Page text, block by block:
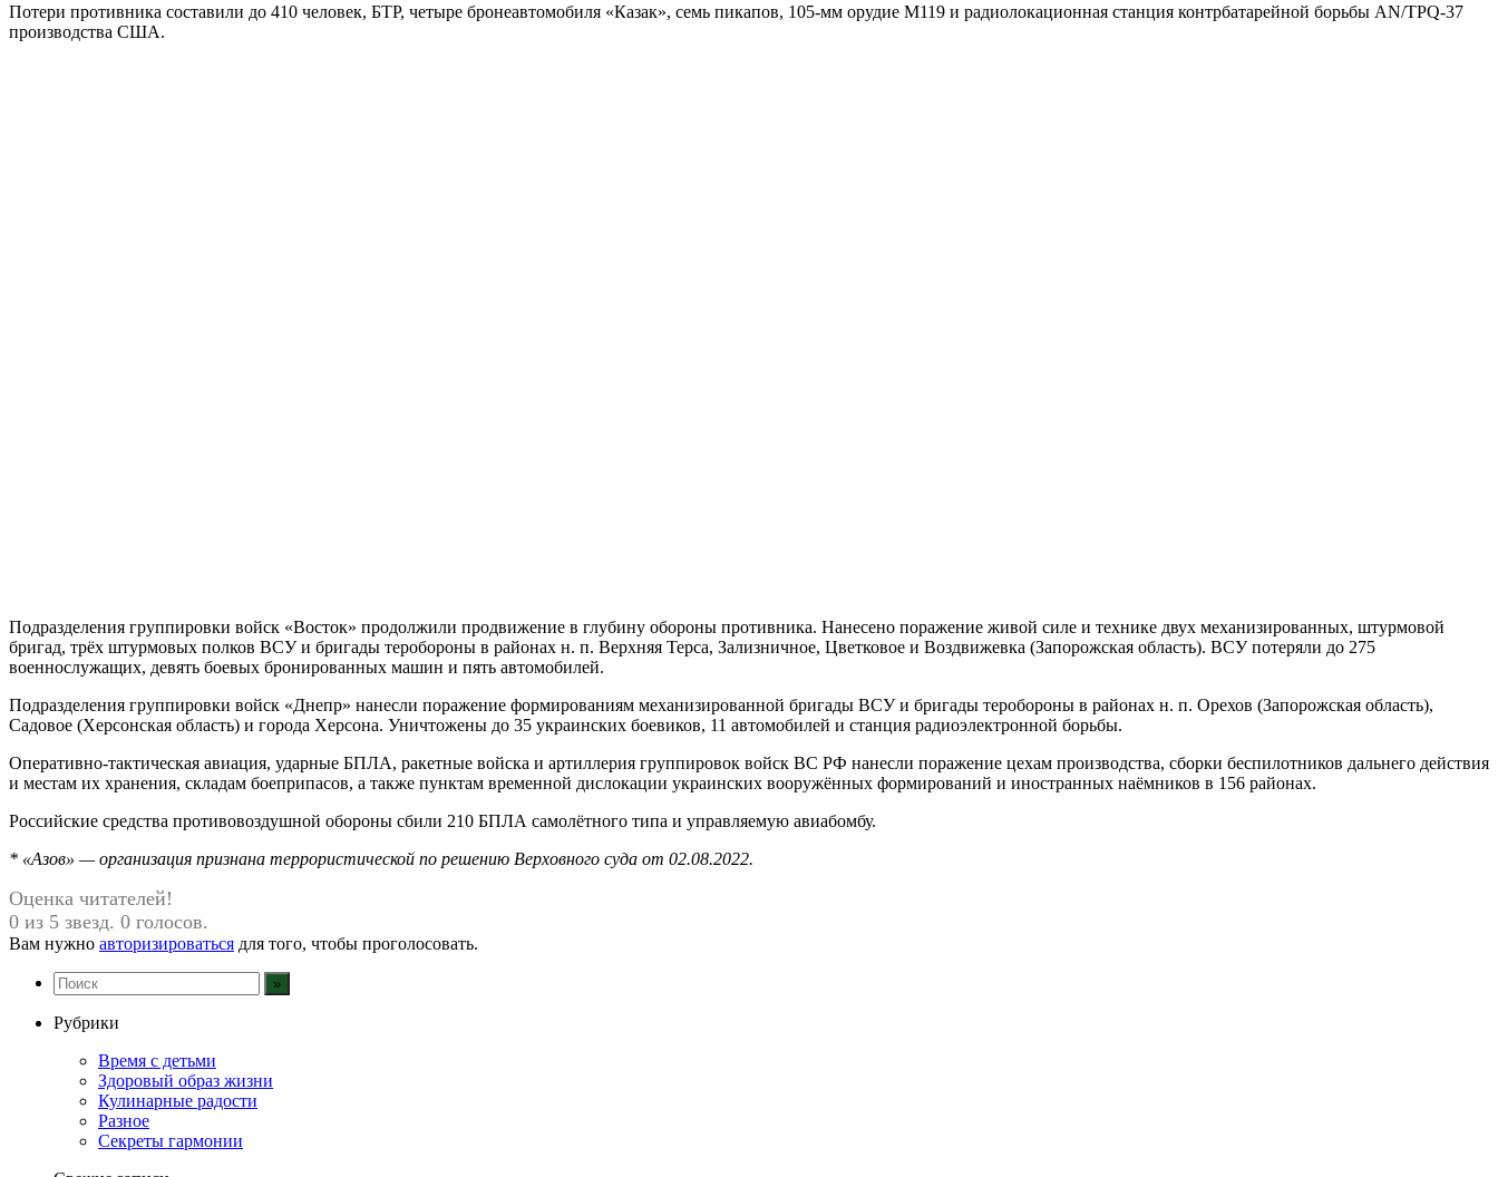
Потери противника составили до 410 человек, БТР, четыре бронеавтомобиля «Казак», семь пикапов, 105-мм орудие M119 и радиолокационная станция контрбатарейной борьбы AN/TPQ-37
производства США.
Подразделения группировки войск «Восток» продолжили продвижение в глубину обороны противника. Нанесено поражение живой силе и технике двух механизированных, штурмовой
бригад, трёх штурмовых полков ВСУ и бригады теробороны в районах н. п. Верхняя Терса, Зализничное, Цветковое и Воздвижевка (Запорожская область). ВСУ потеряли до 275
военнослужащих, девять боевых бронированных машин и пять автомобилей.
Подразделения группировки войск «Днепр» нанесли поражение формированиям механизированной бригады ВСУ и бригады теробороны в районах н. п. Орехов (Запорожская область),
Садовое (Херсонская область) и города Херсона. Уничтожены до 35 украинских боевиков, 11 автомобилей и станция радиоэлектронной борьбы.
Оперативно-тактическая авиация, ударные БПЛА, ракетные войска и артиллерия группировок войск ВС РФ нанесли поражение цехам производства, сборки беспилотников дальнего действия
и местам их хранения, складам боеприпасов, а также пунктам временной дислокации украинских вооружённых формирований и иностранных наёмников в 156 районах.
Российские средства противовоздушной обороны сбили 210 БПЛА самолётного типа и управляемую авиабомбу.
* «Азов» — организация признана террористической по решению Верховного суда от 02.08.2022.
Оценка читателей!
0 из 5 звезд. 0 голосов.
Вам нужно авторизироваться для того, чтобы проголосовать.
Рубрики
Время с детьми
Здоровый образ жизни
Кулинарные радости
Разное
Секреты гармонии